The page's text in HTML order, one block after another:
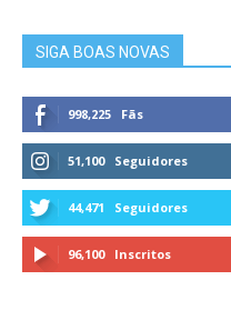
SIGA BOAS NOVAS
998,225 Fãs
51,100 Seguidores
44,471 Seguidores
96,100 Inscritos